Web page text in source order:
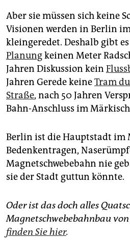
Aber sie müssen sich keine
Visionen werden in Berlin
kleingeredet. Deshalb gibt
Planungkeinen Meter
Jahren Diskussion kein
Jahren Gerede keineTram
Straße, nach 50 Jahren
Bahn-Anschluss im
Berlin ist die Hauptstadt im
Bedenkentragen,
Magnetschwebebahn nie
sie der Stadt guttun könnte.
Oder ist das doch alles
Magnetschwebebahnbau
finden Sie hier.